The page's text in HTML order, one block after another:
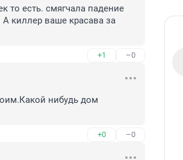
то есть. смягчала падение
киллер ваше красава за
+1 –0
нибудь дом
+0 –0